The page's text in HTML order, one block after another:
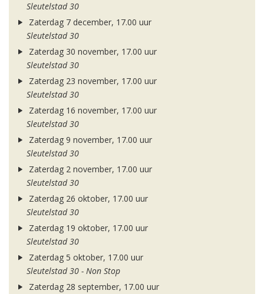
Sleutelstad 30
Zaterdag 7 december, 17.00 uur
Sleutelstad 30
Zaterdag 30 november, 17.00 uur
Sleutelstad 30
Zaterdag 23 november, 17.00 uur
Sleutelstad 30
Zaterdag 16 november, 17.00 uur
Sleutelstad 30
Zaterdag 9 november, 17.00 uur
Sleutelstad 30
Zaterdag 2 november, 17.00 uur
Sleutelstad 30
Zaterdag 26 oktober, 17.00 uur
Sleutelstad 30
Zaterdag 19 oktober, 17.00 uur
Sleutelstad 30
Zaterdag 5 oktober, 17.00 uur
Sleutelstad 30 - Non Stop
Zaterdag 28 september, 17.00 uur